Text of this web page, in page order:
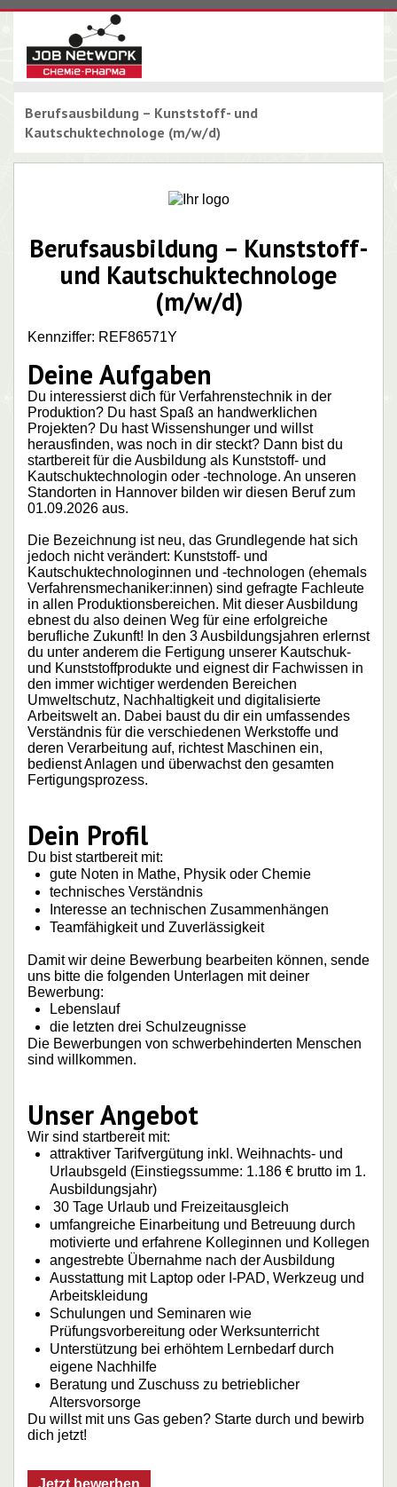
Berufsausbildung – Kunststoff- und
Kautschuktechnologe (m/w/d)
Berufsausbildung – Kunststoff-
und Kautschuktechnologe
(m/w/d)
Kennziffer: REF86571Y
Deine Aufgaben
Du interessierst dich für Verfahrenstechnik in der
Produktion? Du hast Spaß an handwerklichen
Projekten? Du hast Wissenshunger und willst
herausfinden, was noch in dir steckt? Dann bist du
startbereit für die Ausbildung als Kunststoff- und
Kautschuktechnologin oder -technologe. An unseren
Standorten in Hannover bilden wir diesen Beruf zum
01.09.2026 aus.
Die Bezeichnung ist neu, das Grundlegende hat sich
jedoch nicht verändert: Kunststoff- und
Kautschuktechnologinnen und -technologen (ehemals
Verfahrensmechaniker:innen) sind gefragte Fachleute
in allen Produktionsbereichen. Mit dieser Ausbildung
ebnest du also deinen Weg für eine erfolgreiche
berufliche Zukunft! In den 3 Ausbildungsjahren erlernst
du unter anderem die Fertigung unserer Kautschuk-
und Kunststoffprodukte und eignest dir Fachwissen in
den immer wichtiger werdenden Bereichen
Umweltschutz, Nachhaltigkeit und digitalisierte
Arbeitswelt an. Dabei baust du dir ein umfassendes
Verständnis für die verschiedenen Werkstoffe und
deren Verarbeitung auf, richtest Maschinen ein,
bedienst Anlagen und überwachst den gesamten
Fertigungsprozess.
Dein Profil
Du bist startbereit mit:
gute Noten in Mathe, Physik oder Chemie
technisches Verständnis
Interesse an technischen Zusammenhängen
Teamfähigkeit und Zuverlässigkeit
Damit wir deine Bewerbung bearbeiten können, sende
uns bitte die folgenden Unterlagen mit deiner
Bewerbung:
Lebenslauf
die letzten drei Schulzeugnisse
Die Bewerbungen von schwerbehinderten Menschen
sind willkommen.
Unser Angebot
Wir sind startbereit mit:
attraktiver Tarifvergütung inkl. Weihnachts- und
Urlaubsgeld (Einstiegssumme: 1.186 € brutto im 1.
Ausbildungsjahr)
30 Tage Urlaub und Freizeitausgleich
umfangreiche Einarbeitung und Betreuung durch
motivierte und erfahrene Kolleginnen und Kollegen
angestrebte Übernahme nach der Ausbildung
Ausstattung mit Laptop oder I-PAD, Werkzeug und
Arbeitskleidung
Schulungen und Seminaren wie
Prüfungsvorbereitung oder Werksunterricht
Unterstützung bei erhöhtem Lernbedarf durch
eigene Nachhilfe
Beratung und Zuschuss zu betrieblicher
Altersvorsorge
Du willst mit uns Gas geben? Starte durch und bewirb
dich jetzt!
Jetzt bewerben